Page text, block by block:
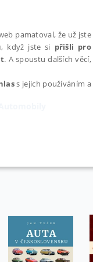
pamatoval, že už jste
, když jste si přišli pro
. A spoustu dalších věcí,
s jejich používáním a
NEZAŘAZENÉ
soubory
bez nezbytně nutných